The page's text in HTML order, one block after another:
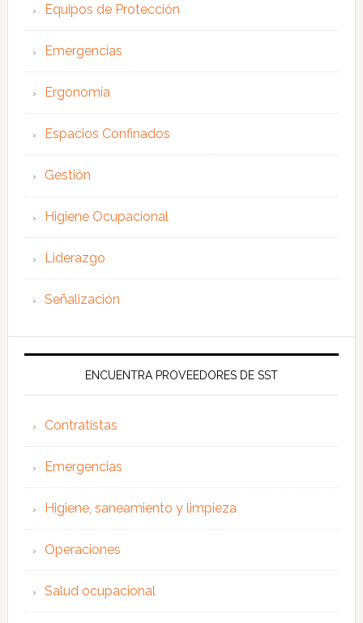
Equipos de Protección
Emergencias
Ergonomía
Espacios Confinados
Gestión
Higiene Ocupacional
Liderazgo
Señalización
ENCUENTRA PROVEEDORES DE SST
Contratistas
Emergencias
Higiene, saneamiento y limpieza
Operaciones
Salud ocupacional